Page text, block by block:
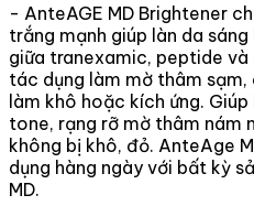
- AnteAGE MD Brightener
trắng mạnh giúp làn da
giữa tranexamic, peptide
tác dụng làm mờ thâm
làm khô hoặc kích ứng.
tone, rạng rỡ mờ thâm nám
không bị khô, đỏ. AnteAge
dụng hàng ngày với bất kỳ
MD.